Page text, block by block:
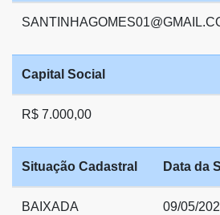
Capital Social
R$ 7.000,00
Situação Cadastral Data da
BAIXADA 09/05/